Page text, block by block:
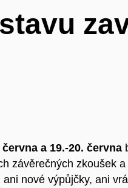
června a 19.-20. června
závěrečných zkoušek
nové výpůjčky, ani